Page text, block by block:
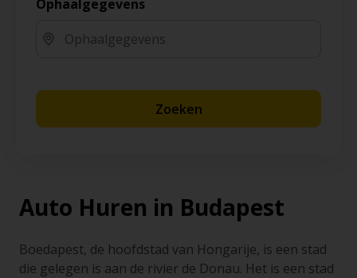
Ophaalgegevens
Zoeken
Auto Huren in Budapest
Boedapest, de hoofdstad van Hongarije, is een stad
die gelegen is aan de rivier de Donau. Het is een stad